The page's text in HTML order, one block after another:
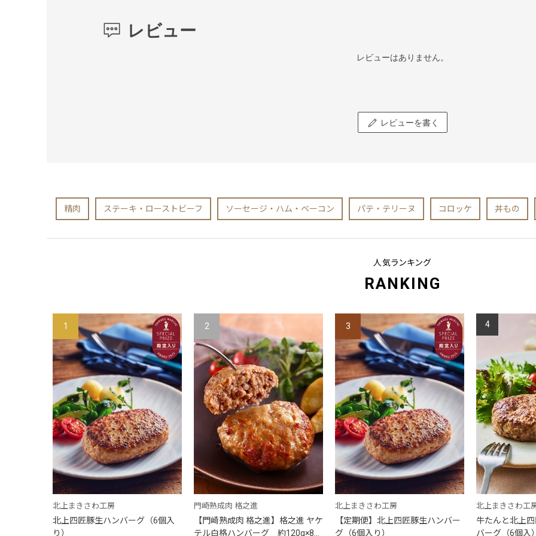
レビュー
レビューはありません。
レビューを書く
精肉 ステーキ・ローストビーフ ソーセージ・ハム・ベーコン パテ・テリーヌ コロッケ 丼もの
人気ランキング
RANKING
1
北上まきさわ工房
北上四匠豚生ハンバーグ（6個入
り）
2
門崎熟成肉 格之進
【門崎熟成肉 格之進】格之進 ヤケ
テル白格ハンバーグ 約120g×8個
3
北上まきさわ工房
【定期便】北上四匠豚生ハンバー
グ（6個入り）
4
北上まきさわ工
牛たんと北上
バーグ（6個入